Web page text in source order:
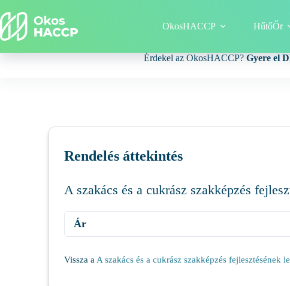
OkosHACCP HűtőŐr
Érdekel az OkosHACCP? Gyere el
Rendelés áttekintés
A szakács és a cukrász szakképzés
Ár
Vissza a A szakács és a cukrász szakképzés fejlesztésének